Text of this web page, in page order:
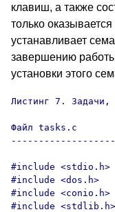
клавиш, а также
только
устанавливает
завершению
установки этого
Листинг 7. Задачи,
Файл tasks.c
#include <stdio.h>
#include <dos.h>
#include <conio.h>
#include <stdlib.h>